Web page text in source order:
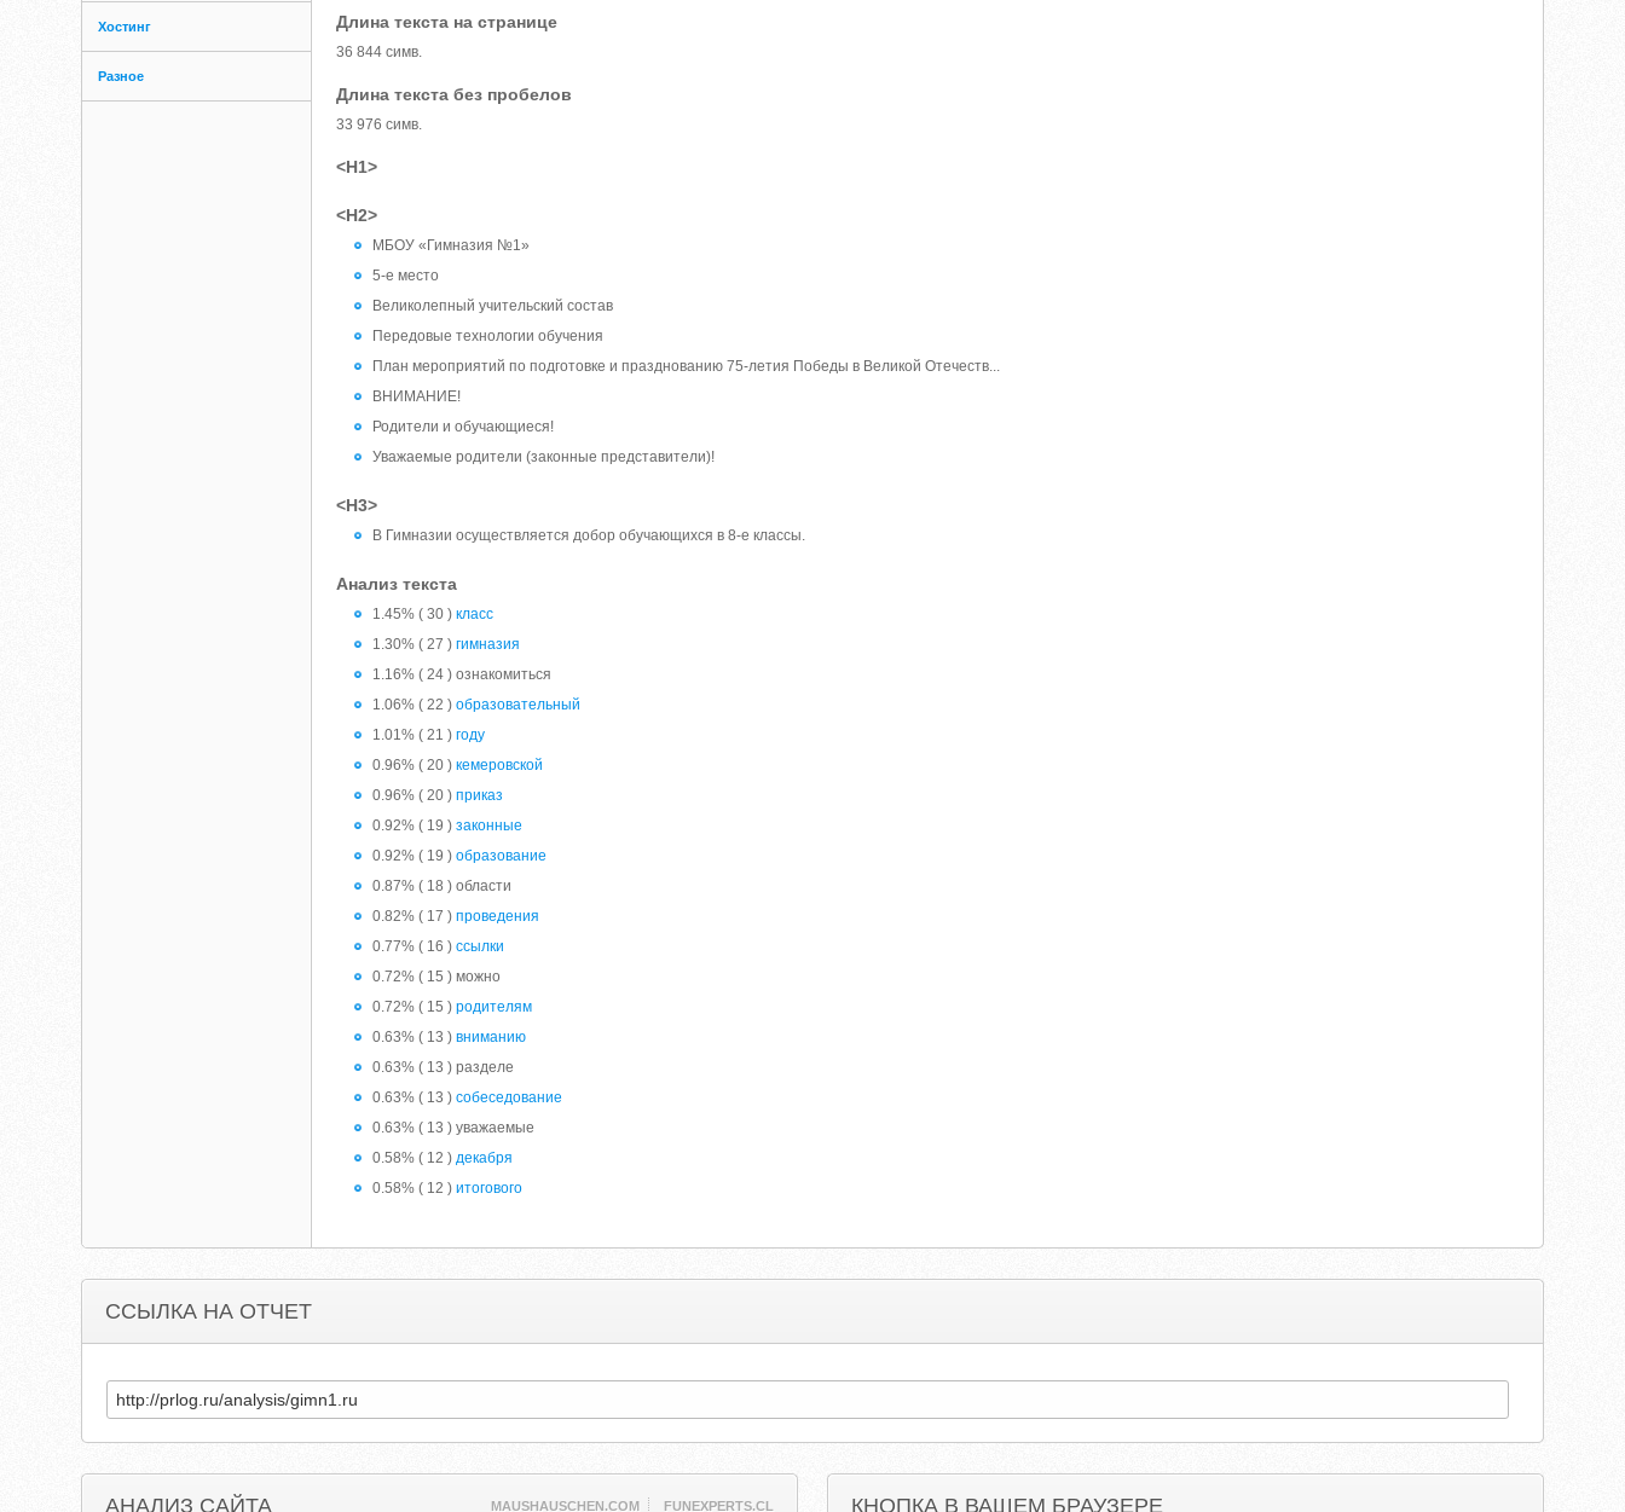
Хостинг
Разное
Длина текста на странице
36 844 симв.
Длина текста без пробелов
33 976 симв.
<H1>
<H2>
МБОУ «Гимназия №1»
5-е место
Великолепный учительский состав
Передовые технологии обучения
План мероприятий по подготовке и празднованию 75-летия Победы в Великой Отечеств...
ВНИМАНИЕ!
Родители и обучающиеся!
Уважаемые родители (законные представители)!
<H3>
В Гимназии осуществляется добор обучающихся в 8-е классы.
Анализ текста
1.45% ( 30 )класс
1.30% ( 27 )гимназия
1.16% ( 24 ) ознакомиться
1.06% ( 22 )образовательный
1.01% ( 21 )году
0.96% ( 20 )кемеровской
0.96% ( 20 )приказ
0.92% ( 19 )законные
0.92% ( 19 )образование
0.87% ( 18 ) области
0.82% ( 17 )проведения
0.77% ( 16 )ссылки
0.72% ( 15 ) можно
0.72% ( 15 )родителям
0.63% ( 13 )вниманию
0.63% ( 13 ) разделе
0.63% ( 13 )собеседование
0.63% ( 13 ) уважаемые
0.58% ( 12 )декабря
0.58% ( 12 )итогового
ССЫЛКА НА ОТЧЕТ
АНАЛИЗ САЙТА MAUSHAUSCHEN.COM FUNEXPERTS.CL КНОПКА В ВАШЕМ БРАУЗЕРЕ